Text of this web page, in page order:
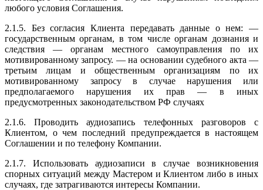
любого условия Соглашения.
2.1.5. Без согласия Клиента передавать данные о нем: —
государственным органам, в том числе органам дознания и
следствия — органам местного самоуправления по их
мотивированному запросу. — на основании судебного акта —
третьим лицам и общественным организациям по их
мотивированному запросу в случае нарушения или
предполагаемого нарушения их прав — в иных
предусмотренных законодательством РФ случаях
2.1.6. Проводить аудиозапись телефонных разговоров с
Клиентом, о чем последний предупреждается в настоящем
Соглашении и по телефону Компании.
2.1.7. Использовать аудиозаписи в случае возникновения
спорных ситуаций между Мастером и Клиентом либо в иных
случаях, где затрагиваются интересы Компании.